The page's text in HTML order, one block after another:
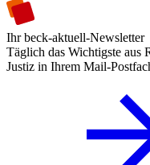
Ihr beck-aktuell-Newsletter
Täglich das Wichtigste aus
Justiz in Ihrem Mail-